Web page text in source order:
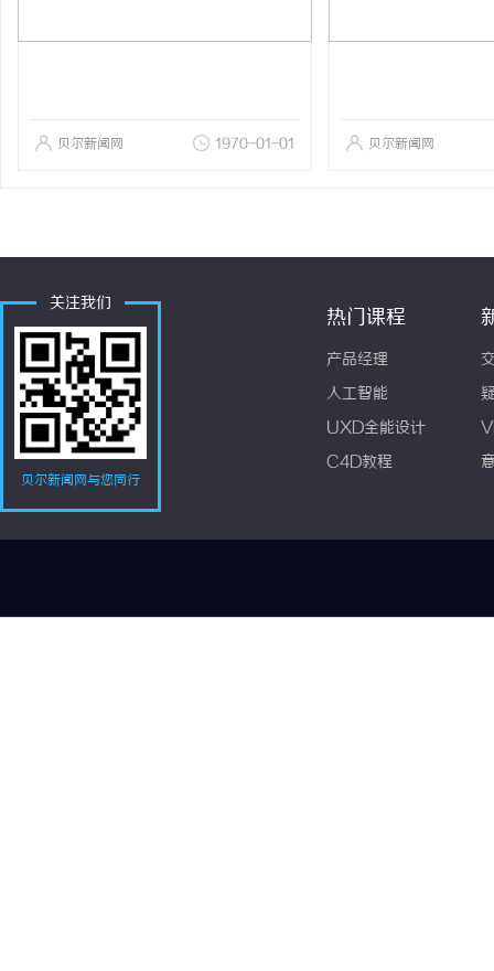
贝尔新闻网 1970-01-01 贝尔新闻网
关注我们
贝尔新闻网与您同行
热门课程
产品经理
人工智能
UXD全能设计
C4D教程